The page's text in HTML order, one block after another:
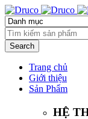
Trang chủ
Giới thiệu
Sản Phẩm
HỆ